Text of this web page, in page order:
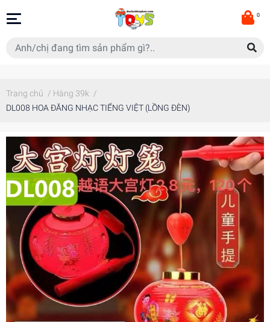
0
Trang chủ / Hàng 39k /
DL008 HOA ĐĂNG NHẠC TIẾNG VIỆT (LỒNG ĐÈN)